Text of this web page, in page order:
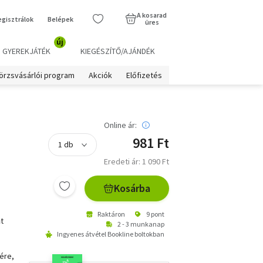
Belépek
A kosarad
üres
GYEREKJÁTÉK
új
KIEGÉSZÍTŐ/AJÁNDÉK
program Akciók Előfizetés
Online ár:
981 Ft
Eredeti ár: 1 090 Ft
Kosárba
Raktáron
9 pont
2 - 3 munkanap
Ingyenes átvétel Bookline boltokban